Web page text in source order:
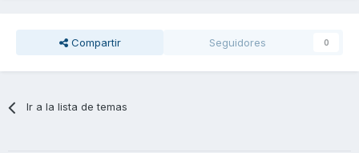
Compartir Seguidores 0
Ir a la lista de temas